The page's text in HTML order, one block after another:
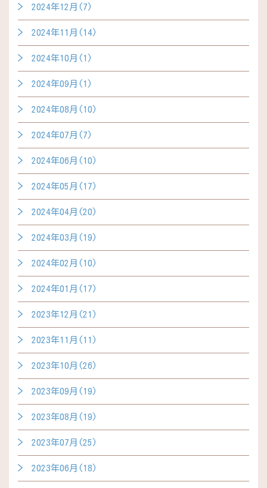
2024年12月(7)
2024年11月(14)
2024年10月(1)
2024年09月(1)
2024年08月(10)
2024年07月(7)
2024年06月(10)
2024年05月(17)
2024年04月(20)
2024年03月(19)
2024年02月(10)
2024年01月(17)
2023年12月(21)
2023年11月(11)
2023年10月(26)
2023年09月(19)
2023年08月(19)
2023年07月(25)
2023年06月(18)